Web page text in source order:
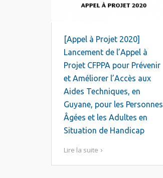
[Appel à Projet 2020]
Lancement de l’Appel à
Projet CFPPA pour Prévenir
et Améliorer l’Accès aux
Aides Techniques, en
Guyane, pour les Personnes
Âgées et les Adultes en
Situation de Handicap
Lire la suite